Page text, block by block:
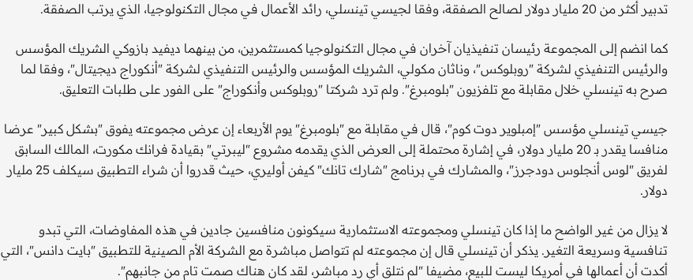
تدبير أكثر من 20 مليار دولار لصالح الصفقة، وفقا لجيسي تينسلي، رائد الأعمال في مجال التكنولوجيا، الذي يرتب الصفقة.
كما انضم إلى المجموعة رئيسان تنفيذيان آخران في مجال التكنولوجيا كمستثمرين، من بينهما ديفيد بازوكي الشريك المؤسس
والرئيس التنفيذي لشركة "روبلوكس"، وناثان مكولي، الشريك المؤسس والرئيس التنفيذي لشركة "أنكوراج ديجيتال"، وفقا لما
صرح به تينسلي خلال مقابلة مع تلفزيون "بلومبرغ". ولم ترد شركتا "روبلوكس وأنكوراج" على الفور على طلبات التعليق.
جيسي تينسلي مؤسس "إمبلوير دوت كوم"، قال في مقابلة مع "بلومبرغ" يوم الأربعاء إن عرض مجموعته يفوق "بشكل كبير" عرضا
منافسا يقدر بـ 20 مليار دولار، في إشارة محتملة إلى العرض الذي يقدمه مشروع "ليبرتي" بقيادة فرانك مكورت، المالك السابق
لفريق "لوس أنجلوس دودجرز"، والمشارك في برنامج "شارك تانك" كيفن أوليري، حيث قدروا أن شراء التطبيق سيكلف 25 مليار
دولار.
لا يزال من غير الواضح ما إذا كان تينسلي ومجموعته الاستثمارية سيكونون منافسين جادين في هذه المفاوضات، التي تبدو
تنافسية وسريعة التغير. يذكر أن تينسلي قال إن مجموعته لم تتواصل مباشرة مع الشركة الأم الصينية للتطبيق "بايت دانس"، التي
أكدت أن أعمالها في أمريكا ليست للبيع، مضيفا "لم نتلق أي رد مباشر، لقد كان هناك صمت تام من جانبهم".